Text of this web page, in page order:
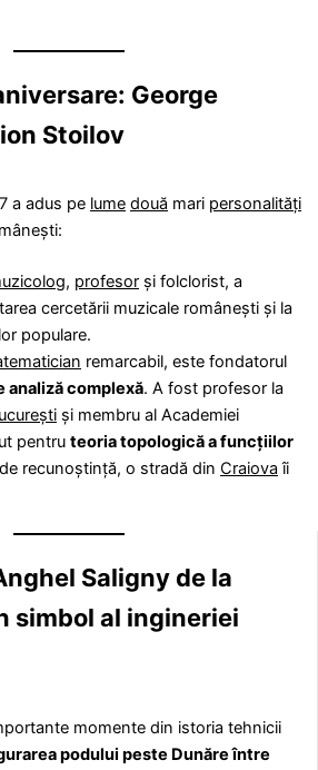
George
Stoilov
a adus pe lume două mari personalități
, profesor și folclorist, a
cercetării muzicale românești și la
populare.
remarcabil, este fondatorul
analiză complexă. A fost profesor la
și membru al Academiei
pentru teoria topologică a funcțiilor
recunoștință, o stradă din Craiova îi
Saligny de la
simbol al ingineriei
momente din istoria tehnicii
podului peste Dunăre între